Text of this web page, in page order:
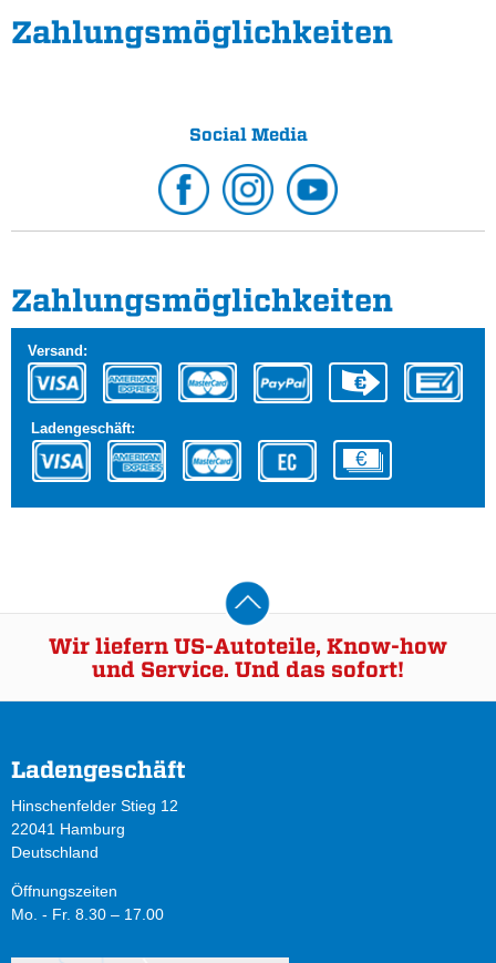
Zahlungs­möglichkeiten
Social Media
Zahlungs­möglichkeiten
Versand:
Ladengeschäft:
Wir liefern US-Autoteile, Know-how
und Service. Und das sofort!
Ladengeschäft
Hinschenfelder Stieg 12
22041 Hamburg
Deutschland
Öffnungszeiten
Mo. - Fr. 8.30 – 17.00